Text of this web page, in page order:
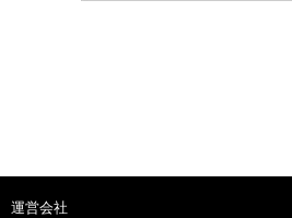
運営会社